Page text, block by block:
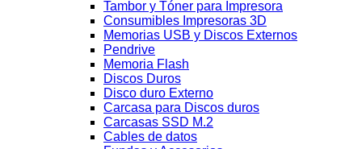
Tambor y Tóner para Impresora
Consumibles Impresoras 3D
Memorias USB y Discos Externos
Pendrive
Memoria Flash
Discos Duros
Disco duro Externo
Carcasa para Discos duros
Carcasas SSD M.2
Cables de datos